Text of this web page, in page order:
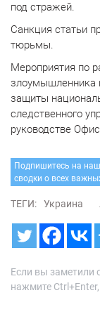
под стражей.
Санкция статьи
тюрьмы.
Мероприятия по
злоумышленника
защиты
следственного
руководстве
Подпишитесь на
сводки о всех
ТЕГИ: Украина
Если вы заметили
нажмите